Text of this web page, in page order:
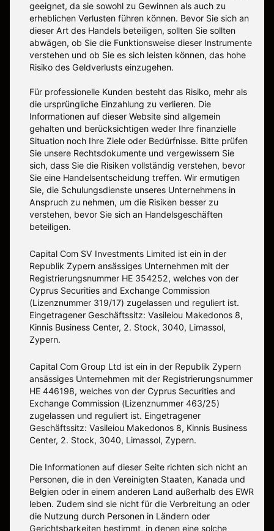
geeignet, da sie sowohl zu Gewinnen als auch zu
erheblichen Verlusten führen können. Bevor Sie sich an
dieser Art des Handels beteiligen, sollten Sie sollten
abwägen, ob Sie die Funktionsweise dieser Instrumente
verstehen und ob Sie es sich leisten können, das hohe
Risiko des Geldverlusts einzugehen.
Für professionelle Kunden besteht das Risiko, mehr als
die ursprüngliche Einzahlung zu verlieren. Die
Informationen auf dieser Website sind allgemein
gehalten und berücksichtigen weder Ihre finanzielle
Situation noch Ihre Ziele oder Bedürfnisse. Bitte prüfen
Sie unsere Rechtsdokumente und vergewissern Sie
sich, dass Sie die Risiken vollständig verstehen, bevor
Sie eine Handelsentscheidung treffen. Wir ermutigen
Sie, die Schulungsdienste unseres Unternehmens in
Anspruch zu nehmen, um die Risiken besser zu
verstehen, bevor Sie sich an Handelsgeschäften
beteiligen.
Capital Com SV Investments Limited ist ein in der
Republik Zypern ansässiges Unternehmen mit der
Registrierungsnummer HE 354252, welches von der
Cyprus Securities and Exchange Commission
(Lizenznummer 319/17) zugelassen und reguliert ist.
Eingetragener Geschäftssitz: Vasileiou Makedonos 8,
Kinnis Business Center, 2. Stock, 3040, Limassol,
Zypern.
Capital Com Group Ltd ist ein in der Republik Zypern
ansässiges Unternehmen mit der Registrierungsnummer
ΗΕ 446198, welches von der Cyprus Securities and
Exchange Commission (Lizenznummer 463/25)
zugelassen und reguliert ist. Eingetragener
Geschäftssitz: Vasileiou Makedonos 8, Kinnis Business
Center, 2. Stock, 3040, Limassol, Zypern.
Die Informationen auf dieser Seite richten sich nicht an
Personen, die in den Vereinigten Staaten, Kanada und
Belgien oder in einem anderen Land außerhalb des EWR
leben. Zudem sind sie nicht für die Verbreitung an oder
die Nutzung durch Personen in Ländern oder
Gerichtsbarkeiten bestimmt, in denen eine solche